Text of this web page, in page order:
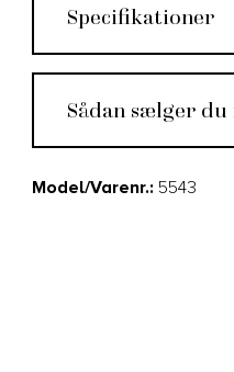
Specifikationer
Sådan sælger
Model/Varenr.: 5543